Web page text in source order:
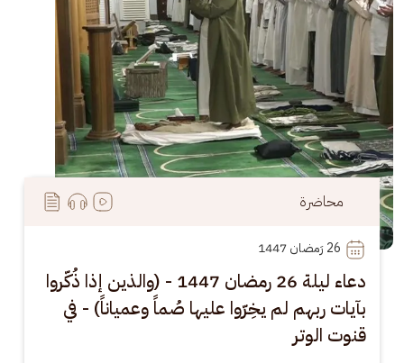
محاضرة
26
دعاء ليلة 26 رمضان 1447 - (والذين إذا ذُكّروا
بآيات ربهم لم يخِرّوا عليها صُماً وعمياناً) - في
قنوت الوتر